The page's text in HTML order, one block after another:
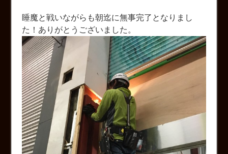
睡魔と戦いながらも朝迄に無事完了となりまし
た！ありがとうございました。